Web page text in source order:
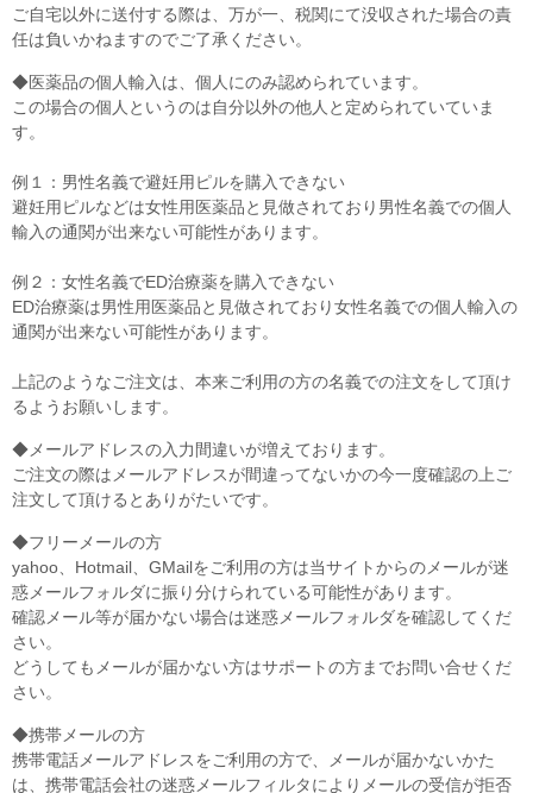
ご自宅以外に送付する際は、万が一、税関にて没収された場合の責
任は負いかねますのでご了承ください。
◆医薬品の個人輸入は、個人にのみ認められています。
この場合の個人というのは自分以外の他人と定められていていま
す。
例１：男性名義で避妊用ピルを購入できない
避妊用ピルなどは女性用医薬品と見做されており男性名義での個人
輸入の通関が出来ない可能性があります。
例２：女性名義でED治療薬を購入できない
ED治療薬は男性用医薬品と見做されており女性名義での個人輸入の
通関が出来ない可能性があります。
上記のようなご注文は、本来ご利用の方の名義での注文をして頂け
るようお願いします。
◆メールアドレスの入力間違いが増えております。
ご注文の際はメールアドレスが間違ってないかの今一度確認の上ご
注文して頂けるとありがたいです。
◆フリーメールの方
yahoo、Hotmail、GMailをご利用の方は当サイトからのメールが迷
惑メールフォルダに振り分けられている可能性があります。
確認メール等が届かない場合は迷惑メールフォルダを確認してくだ
さい。
どうしてもメールが届かない方はサポートの方までお問い合せくだ
さい。
◆携帯メールの方
携帯電話メールアドレスをご利用の方で、メールが届かないかた
は、携帯電話会社の迷惑メールフィルタによりメールの受信が拒否